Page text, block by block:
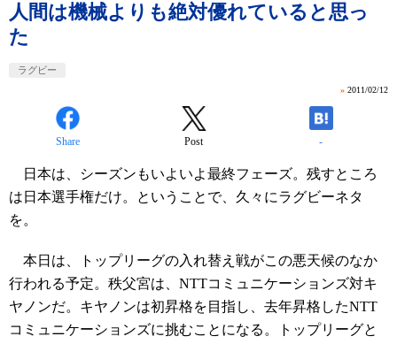
人間は機械よりも絶対優れていると思っ
た
ラグビー
» 2011/02/12
Share Post -
日本は、シーズンもいよいよ最終フェーズ。残すところ
は日本選手権だけ。ということで、久々にラグビーネタ
を。
本日は、トップリーグの入れ替え戦がこの悪天候のなか
行われる予定。秩父宮は、NTTコミュニケーションズ対キ
ヤノンだ。キヤノンは初昇格を目指し、去年昇格したNTT
コミュニケーションズに挑むことになる。トップリーグと